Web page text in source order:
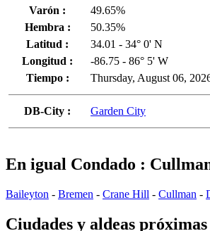
Varón :
49.65%
Hembra :
50.35%
Latitud :
34.01 - 34° 0' N
Longitud :
-86.75 - 86° 5' W
Tiempo :
Thursday, August 06,
DB-City : Garden City
En igual Condado :
Baileyton - Bremen - Crane Hill - Cullman -
Ciudades y aldeas próximas